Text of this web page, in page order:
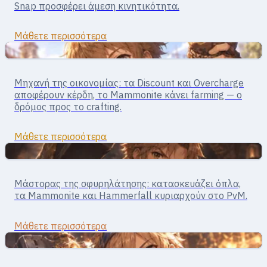
Snap προσφέρει άμεση κινητικότητα.
Μάθετε περισσότερα
Σώμα με σώμα
Merchant
Μηχανή της οικονομίας: τα Discount και Overcharge
αποφέρουν κέρδη, το Mammonite κάνει farming — ο
δρόμος προς το crafting.
Μάθετε περισσότερα
Σώμα με σώμα
Blacksmith
Μάστορας της σφυρηλάτησης: κατασκευάζει όπλα,
τα Mammonite και Hammerfall κυριαρχούν στο PvM.
Μάθετε περισσότερα
Σώμα με σώμα